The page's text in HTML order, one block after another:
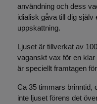
användning och dess
idialisk gåva till dig själv
uppskattning.
Ljuset är tillverkat av
vaganskt vax för en
är speciellt framtagen
Ca 35 timmars brinntid,
inte ljuset förens det